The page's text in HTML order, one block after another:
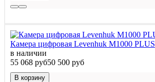
Камера цифровая Levenhuk M1000 PLUS
в наличии
55 068 руб50 500 руб
В корзину